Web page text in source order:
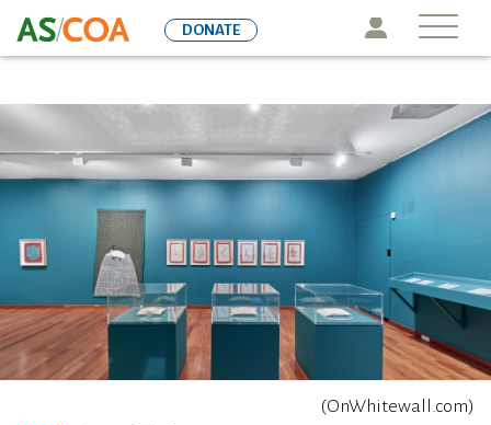
to
Icon
DONATE
(OnWhitewall.com)